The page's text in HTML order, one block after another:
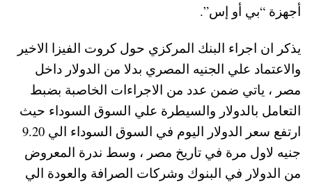
أجهزة “بي أو إس”.
يذكر ان اجراء البنك المركزي حول كروت الفيزا الاخير
والاعتماد علي الجنيه المصري بدلا من الدولار داخل
مصر ، ياتي ضمن عدد من الاجراءات الخاصبة بضبط
التعامل بالدولار والسيطرة علي السوق السوداء حيث
ارتفع سعر الدولار اليوم في السوق السوداء الي 9.20
جنيه لاول مرة في تاريخ مصر ، وسط ندرة المعروض
من الدولار في البنوك وشركات الصرافة والعودة الي